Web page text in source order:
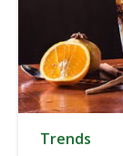
Trends